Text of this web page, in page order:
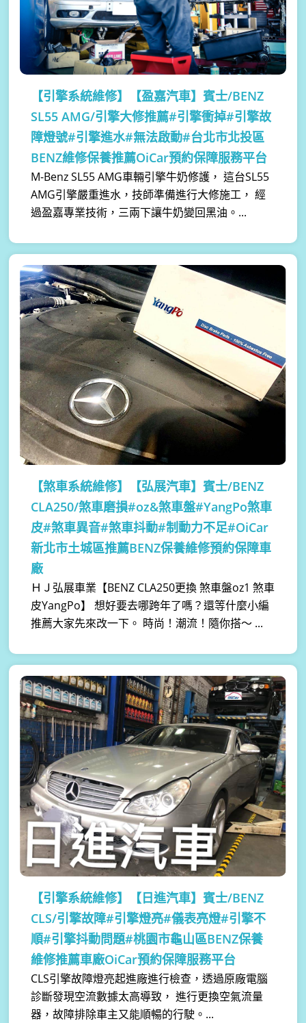
【引擎系統維修】
【盈嘉汽車】賓士/BENZ
SL55 AMG/引擎大修推薦#引擎衝掉#引擎故
障燈號#引擎進水#無法啟動#台北市北投區
BENZ維修保養推薦OiCar預約保障服務平台
M-Benz SL55 AMG車輛引擎牛奶修護， 這台SL55
AMG引擎嚴重進水，技師準備進行大修施工， 經
過盈嘉專業技術，三兩下讓牛奶變回黑油。...
【煞車系統維修】
【弘展汽車】賓士/BENZ
CLA250/煞車磨損#oz&煞車盤#YangPo煞車
皮#煞車異音#煞車抖動#制動力不足#OiCar
新北市土城區推薦BENZ保養維修預約保障車
廠
ＨＪ弘展車業【BENZ CLA250更換 煞車盤oz1 煞車
皮YangPo】 想好要去哪跨年了嗎？還等什麼小編
推薦大家先來改一下。 時尚！潮流！隨你搭～ ...
【引擎系統維修】
【日進汽車】賓士/BENZ
CLS/引擎故障#引擎燈亮#儀表亮燈#引擎不
順#引擎抖動問題#桃園市龜山區BENZ保養
維修推薦車廠OiCar預約保障服務平台
CLS引擎故障燈亮起進廠進行檢查，透過原廠電腦
診斷發現空流數據太高導致， 進行更換空氣流量
器，故障排除車主又能順暢的行駛。...